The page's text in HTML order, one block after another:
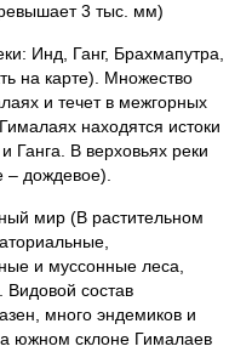
3 тыс. мм)
Инд, Ганг, Брахмапутра,
на карте). Множество
и течет в межгорных
находятся истоки
Ганга. В верховьях реки
дождевое).
мир (В растительном
и муссонные леса,
Видовой состав
много эндемиков и
южном склоне Гималаев